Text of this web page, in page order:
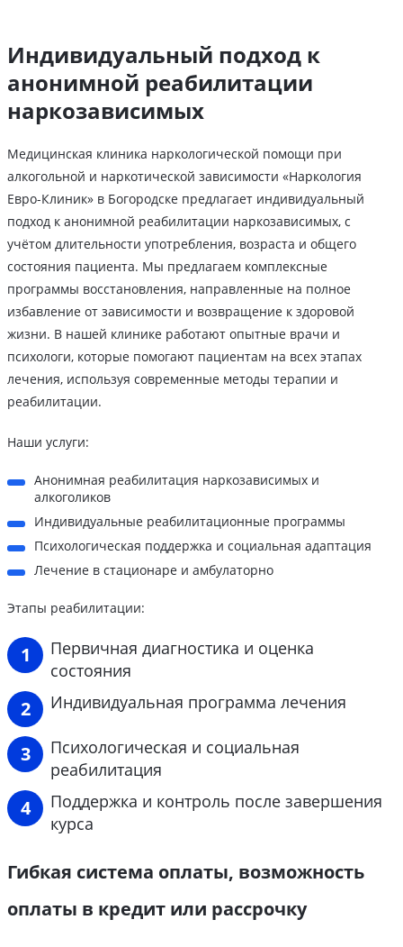
Индивидуальный подход к
анонимной реабилитации
наркозависимых
Медицинская клиника наркологической помощи при
алкогольной и наркотической зависимости «Наркология
Евро-Клиник» в Богородске предлагает индивидуальный
подход к анонимной реабилитации наркозависимых, с
учётом длительности употребления, возраста и общего
состояния пациента. Мы предлагаем комплексные
программы восстановления, направленные на полное
избавление от зависимости и возвращение к здоровой
жизни. В нашей клинике работают опытные врачи и
психологи, которые помогают пациентам на всех этапах
лечения, используя современные методы терапии и
реабилитации.
Наши услуги:
Анонимная реабилитация наркозависимых и
алкоголиков
Индивидуальные реабилитационные программы
Психологическая поддержка и социальная адаптация
Лечение в стационаре и амбулаторно
Этапы реабилитации:
Первичная диагностика и оценка
состояния
Индивидуальная программа лечения
Психологическая и социальная
реабилитация
Поддержка и контроль после завершения
курса
Гибкая система оплаты, возможность
оплаты в кредит или рассрочку